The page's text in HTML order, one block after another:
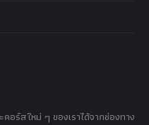
อร์สใหม่ ๆ ของเราได้จากช่องทาง